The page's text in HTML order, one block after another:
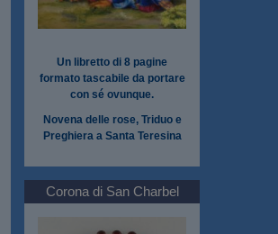
Un libretto di 8 pagine
formato tascabile da portare
con sé ovunque.
Novena delle rose, Triduo e
Preghiera a Santa Teresina
Corona di San Charbel